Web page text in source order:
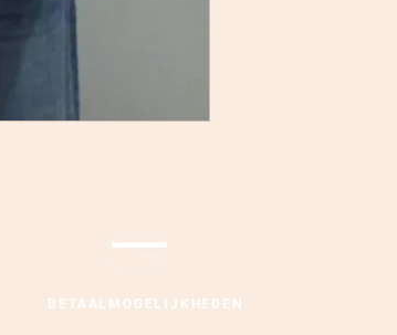
BETAALMOGELIJKHEDEN